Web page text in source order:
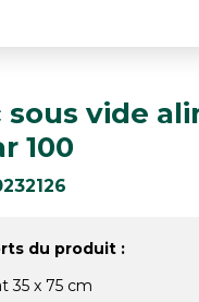
sous vide
100
du produit :
35 x 75 cm